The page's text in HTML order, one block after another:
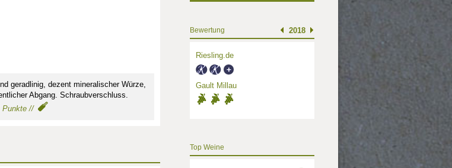
geradlinig, dezent mineralischer Würze,
Abgang. Schraubverschluss.
Punkte //
Bewertung 2018
Riesling.de
Gault Millau
Top Weine